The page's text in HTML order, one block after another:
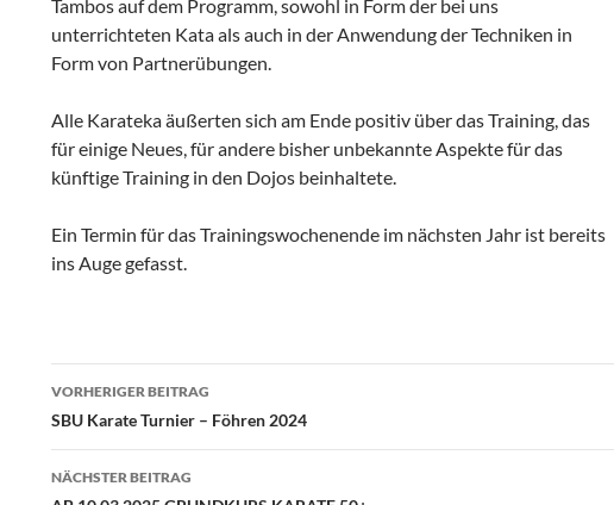
Tambos auf dem Programm, sowohl in Form der bei uns
unterrichteten Kata als auch in der Anwendung der Techniken in
Form von Partnerübungen.
Alle Karateka äußerten sich am Ende positiv über das Training, das
für einige Neues, für andere bisher unbekannte Aspekte für das
künftige Training in den Dojos beinhaltete.
Ein Termin für das Trainingswochenende im nächsten Jahr ist bereits
ins Auge gefasst.
Beitragsnavigation
VORHERIGER BEITRAG
SBU Karate Turnier – Föhren 2024
NÄCHSTER BEITRAG